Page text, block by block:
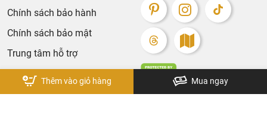
Thêm vào giỏ hàng Mua ngay
Chính sách bảo hành
Chính sách bảo mật
Trung tâm hỗ trợ